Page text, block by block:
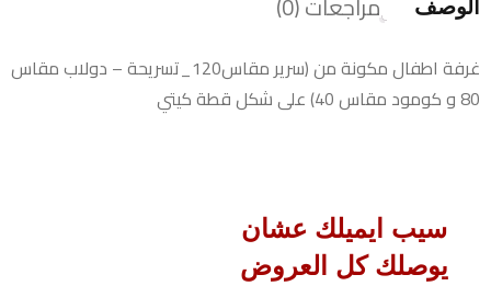
الوصف
غرفة اطفال مكونة من (سرير مقاس120_تسريحة – دولاب مقاس
80 و كومود مقاس 40) على شكل قطة كيتي
سيب ايميلك عشان
يوصلك كل العروض